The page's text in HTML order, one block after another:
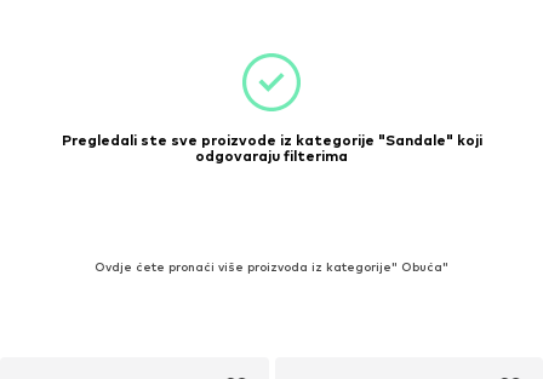
Pregledali ste sve proizvode iz kategorije "Sandale" koji
odgovaraju filterima
Ovdje ćete pronaći više proizvoda iz kategorije" Obuća"